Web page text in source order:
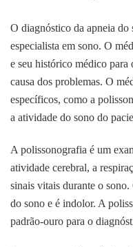
O diagnóstico da apneia
especialista em sono. O
e seu histórico médico para
causa dos problemas. O
específicos, como a
a atividade do sono do
A polissonografia é um
atividade cerebral, a
sinais vitais durante o
do sono e é indolor. A
padrão-ouro para o